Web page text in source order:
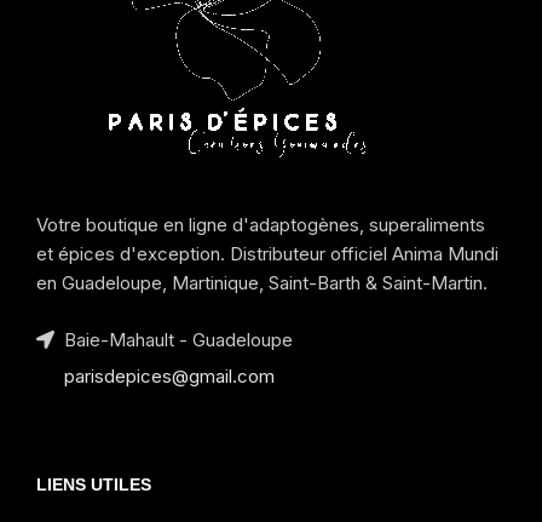
Votre boutique en ligne d'adaptogènes, superaliments
et épices d'exception. Distributeur officiel Anima Mundi
en Guadeloupe, Martinique, Saint-Barth & Saint-Martin.
Baie-Mahault - Guadeloupe
parisdepices@gmail.com
LIENS UTILES